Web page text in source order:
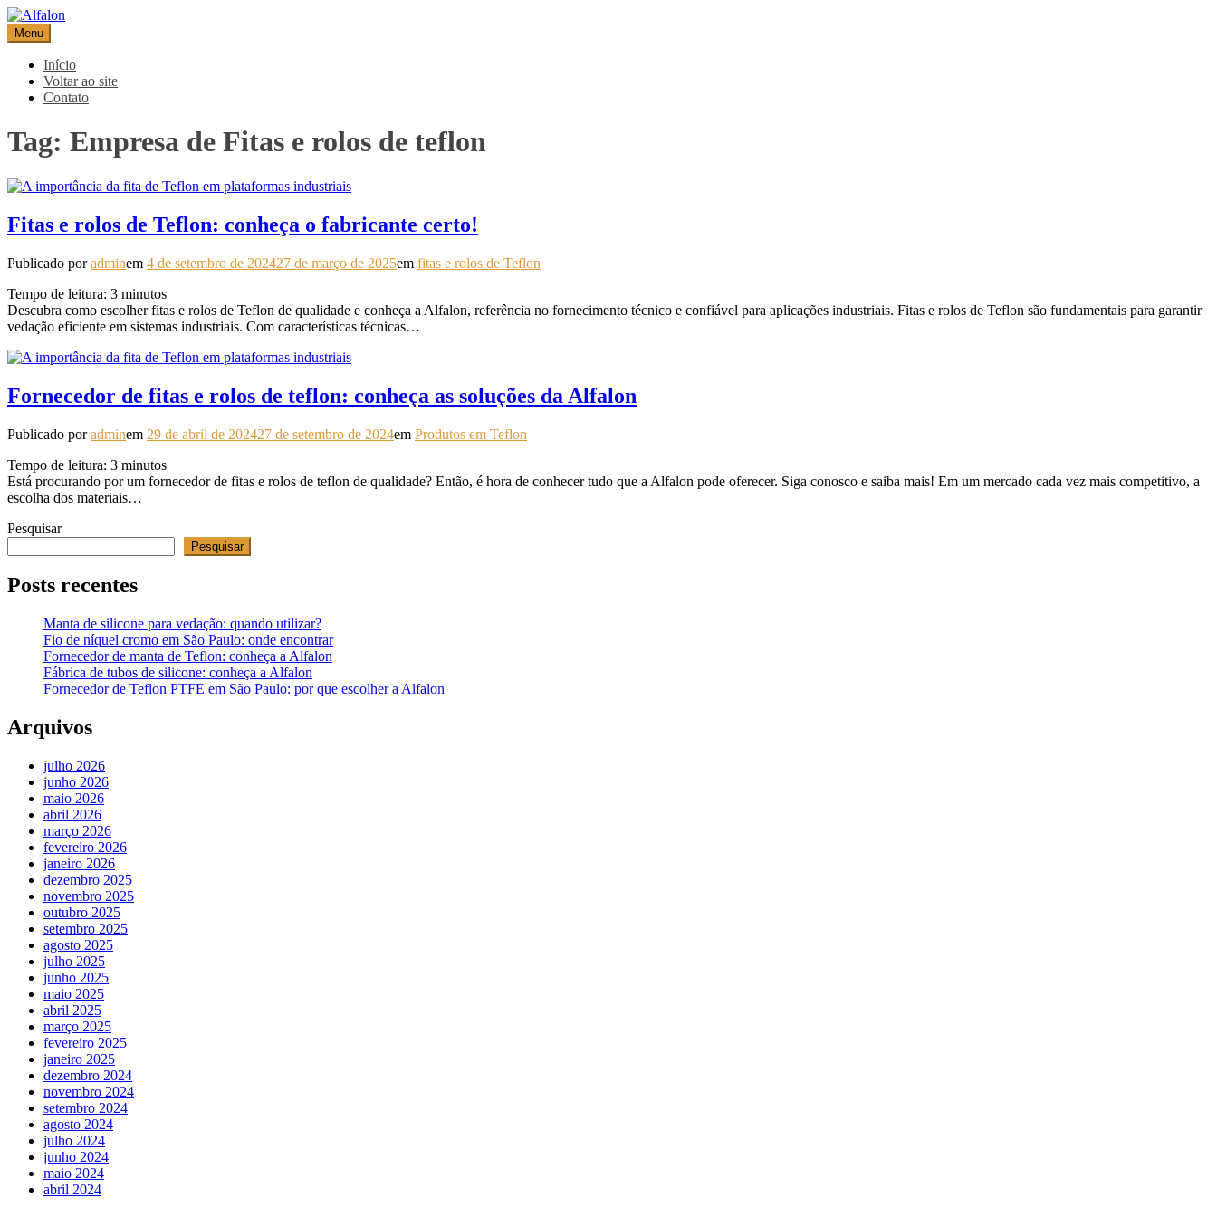
Pular
para
o
conteúdo
Alfalon
comércio e serviços pertinentes aos produtos de embalagens
Menu
Início
Voltar ao site
Contato
Tag: Empresa de Fitas e rolos de teflon
Fitas e rolos de Teflon: conheça o fabricante certo!
Publicado poradminem 4 de setembro de 202427 de março de 2025em fitas e rolos de Teflon
Tempo de leitura: 3 minutos
Descubra como escolher fitas e rolos de Teflon de qualidade e conheça a Alfalon, referência no fornecimento técnico e confiável para aplicações industriais. Fitas e rolos de Teflon são fundamentais para garantir
vedação eficiente em sistemas industriais. Com características técnicas…
Fornecedor de fitas e rolos de teflon: conheça as soluções da Alfalon
Publicado poradminem 29 de abril de 202427 de setembro de 2024em Produtos em Teflon
Tempo de leitura: 3 minutos
Está procurando por um fornecedor de fitas e rolos de teflon de qualidade? Então, é hora de conhecer tudo que a Alfalon pode oferecer. Siga conosco e saiba mais! Em um mercado cada vez mais competitivo, a
escolha dos materiais…
Pesquisar
Pesquisar
Posts recentes
Manta de silicone para vedação: quando utilizar?
Fio de níquel cromo em São Paulo: onde encontrar
Fornecedor de manta de Teflon: conheça a Alfalon
Fábrica de tubos de silicone: conheça a Alfalon
Fornecedor de Teflon PTFE em São Paulo: por que escolher a Alfalon
Arquivos
julho 2026
junho 2026
maio 2026
abril 2026
março 2026
fevereiro 2026
janeiro 2026
dezembro 2025
novembro 2025
outubro 2025
setembro 2025
agosto 2025
julho 2025
junho 2025
maio 2025
abril 2025
março 2025
fevereiro 2025
janeiro 2025
dezembro 2024
novembro 2024
setembro 2024
agosto 2024
julho 2024
junho 2024
maio 2024
abril 2024